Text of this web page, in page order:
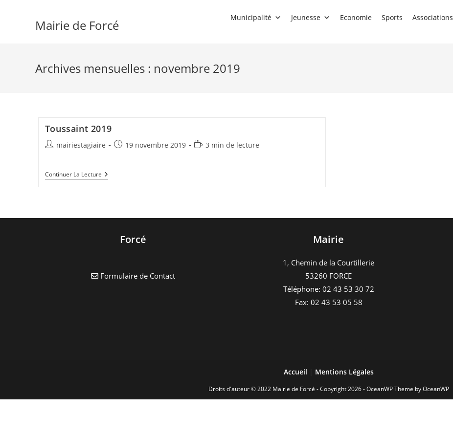
Mairie de Forcé Municipalité Jeunesse Economie Sports Associations
Archives mensuelles : novembre 2019
Toussaint 2019
Auteur/autrice
publication :
mairiestagiaire
Publication
19 novembre 2019
Temps3 min de lecture
Continuer La LectureToussaint
2019
Forcé
Formulaire de Contact
Mairie
1, Chemin de la Courtillerie
53260 FORCE
Téléphone: 02 43 53 30 72
Fax: 02 43 53 05 58
Accueil Mentions Légales
Droits d'auteur © 2022 Mairie de Forcé - Copyright 2026 - OceanWP Theme by OceanWP